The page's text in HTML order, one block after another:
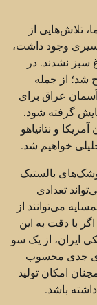
تلاش‌هایی از
وجود داشت،
سبز نشدند. در
شد؛ از جمله
آسمان عراق برای
گرفته شود.
و نتانیاهو
خواهیم شد.
بالستیک
تعدادی
می‌توانند از
با دقت به این
ایران، از یک سو
جدی محسوب
امکان تولید
باشد.